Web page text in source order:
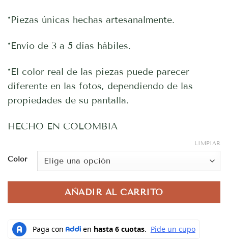
*Piezas únicas hechas artesanalmente.
*Envío de 3 a 5 días hábiles.
*El color real de las piezas puede parecer
diferente en las fotos, dependiendo de las
propiedades de su pantalla.
HECHO EN COLOMBIA
Color
LIMPIAR
AÑADIR AL CARRITO